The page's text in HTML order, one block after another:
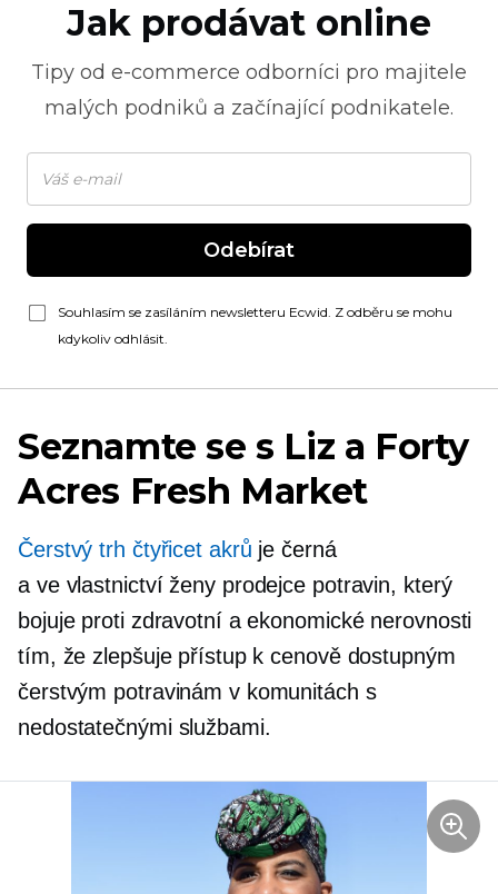
Jak prodávat online
Tipy od e-commerce odborníci pro majitele
malých podniků a začínající podnikatele.
Odebírat
Souhlasím se zasíláním newsletteru Ecwid. Z odběru se mohu
kdykoliv odhlásit.
Seznamte se s Liz a Forty
Acres Fresh Market
Čerstvý trh čtyřicet akrů je černá
a ve vlastnictví ženyprodejce potravin, který
bojuje proti zdravotní a ekonomické nerovnosti
tím, že zlepšuje přístup k cenově dostupným
čerstvým potravinám v komunitách s
nedostatečnými službami.